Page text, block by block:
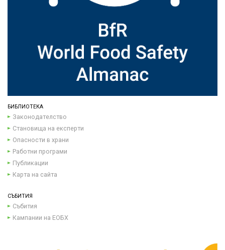
БИБЛИОТЕКА
Законодателство
Становища на експерти
Опасности в храни
Работни програми
Публикации
Карта на сайта
СЪБИТИЯ
Събития
Кампании на ЕОБХ